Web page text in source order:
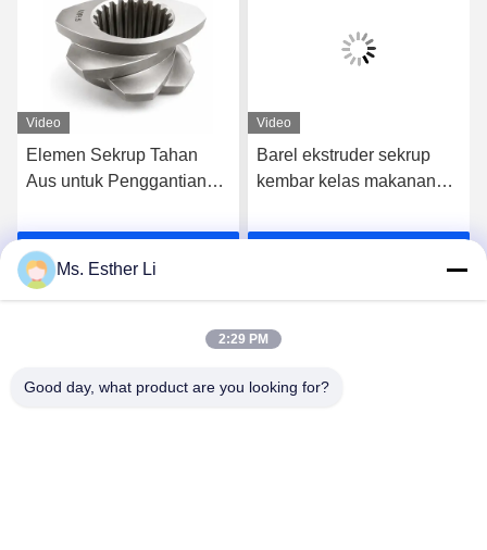
Video
Elemen Sekrup Tahan
Aus untuk Penggantian
Dapatkan Harga Terbaik
Video
Barel ekstruder sekrup
kembar kelas makanan
makanan terus menerus
Ms. Esther Li
2:29 PM
Good day, what product are you looking for?